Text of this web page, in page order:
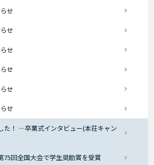
せ
せ
せ
せ
せ
せ
た！ ―卒業式インタビュー(本荘キャン
回全国大会で学生奨励賞を受賞